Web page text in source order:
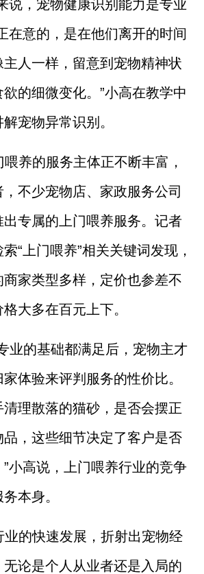
说，宠物健康识别能力是专业
在意的，是在他们离开的时间
主人一样，留意到宠物精神状
的细微变化。”小高在教学中
宠物异常识别。
养的服务主体正不断丰富，
不少宠物店、家政服务公司
专属的上门喂养服务。记者
“上门喂养”相关关键词发现，
家类型多样，定价也参差不
大多在百元上下。
业的基础都满足后，宠物主才
体验来评判服务的性价比。
清理散落的猫砂，是否会摆正
，这些细节决定了客户是否
小高说，上门喂养行业的竞争
本身。
业的快速发展，折射出宠物经
论是个人从业者还是入局的